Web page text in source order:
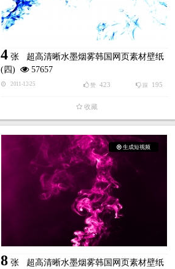
4张 超高清晰水墨烟雾韩国网页素材壁纸
(四)
57657
2011-12-25 踩 195
赞 423
收藏
生成短视频
8张 超高清晰水墨烟雾韩国网页素材壁纸